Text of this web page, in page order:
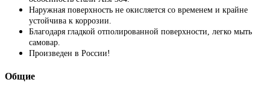
Наружная поверхность не окисляется со временем и крайне
устойчива к коррозии.
Благодаря гладкой отполированной поверхности, легко мыть
самовар.
Произведен в России!
Общие